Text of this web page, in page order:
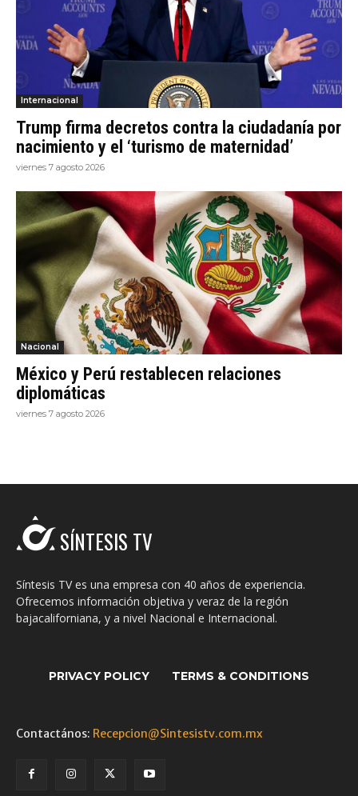
Internacional
Trump firma decretos contra la ciudadanía por
nacimiento y el ‘turismo de maternidad’
viernes 7 agosto 2026
Nacional
México y Perú restablecen relaciones
diplomáticas
viernes 7 agosto 2026
SÍNTESIS TV
Síntesis TV es una empresa con 40 años de experiencia.
Ofrecemos información objetiva y veraz de la región
bajacaliforniana, y a nivel Nacional e Internacional.
PRIVACY POLICY TERMS & CONDITIONS
Contactános: Recepcion@Sintesistv.com.mx